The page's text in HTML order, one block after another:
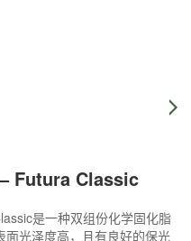
Futura Classic
是一种双组份化学固化脂
光泽度高，且有良好的保光